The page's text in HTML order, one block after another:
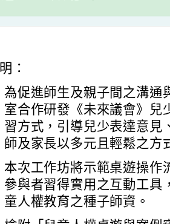
：
為促進師生及親子間之溝通
室合作研發《未來議會》兒
習方式，引導兒少表達意見
師及家長以多元且輕鬆之方
本次工作坊將示範桌遊操作
參與者習得實用之互動工具
童人權教育之種子師資。